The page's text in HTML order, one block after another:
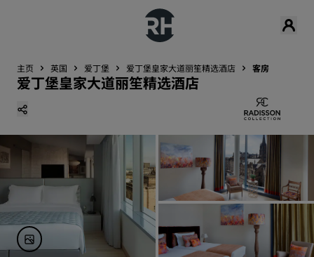
主页 英国 爱丁堡 爱丁堡皇家大道丽笙精选酒店 客房
爱丁堡皇家大道丽笙精选酒店